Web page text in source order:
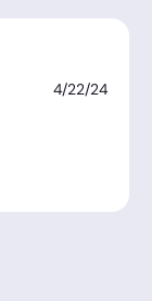
4/22/24